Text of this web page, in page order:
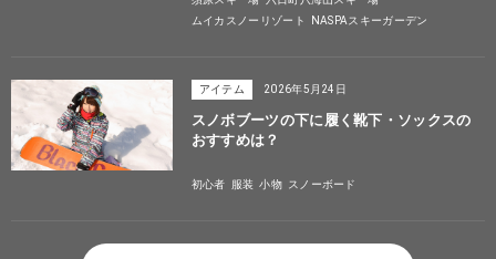
ムイカスノーリゾート
NASPAスキーガーデン
アイテム 2026年5月24日
スノボブーツの下に履く靴下・ソックスの
おすすめは？
初心者 服装 小物 スノーボード